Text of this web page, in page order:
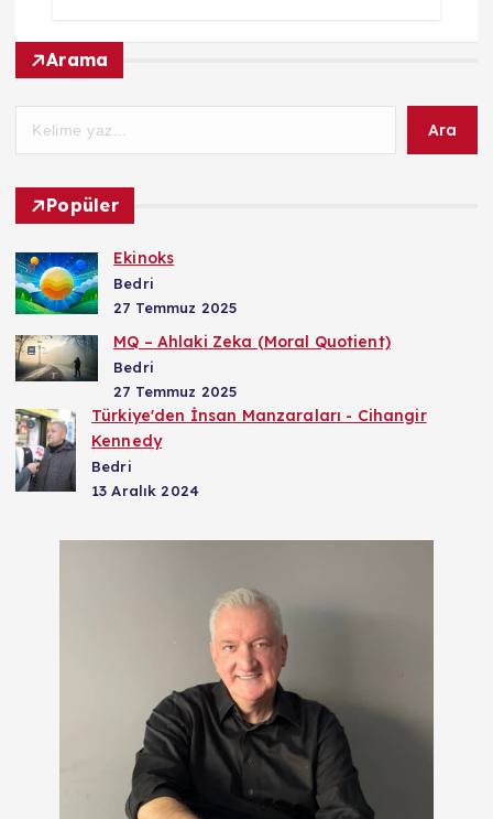
Arama
Ara
Popüler
Ekinoks
Bedri
27 Temmuz 2025
MQ – Ahlaki Zeka (Moral Quotient)
Bedri
27 Temmuz 2025
Türkiye'den İnsan Manzaraları - Cihangir
Kennedy
Bedri
13 Aralık 2024